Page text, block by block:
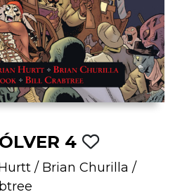
4
/ Brian Churilla /